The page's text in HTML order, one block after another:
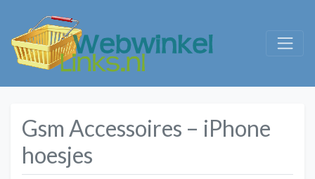
Gsm Accessoires – iPhone
hoesjes